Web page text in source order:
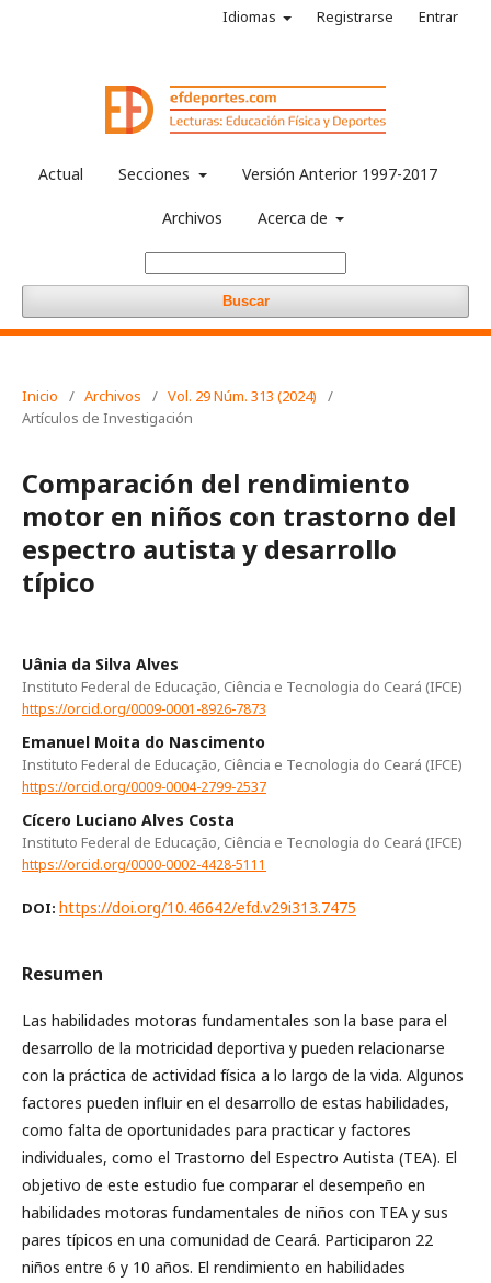
Actual Secciones Versión Anterior 1997-2017
Archivos Acerca de
Buscar
Idiomas Registrarse Entrar
Inicio / Archivos / Vol. 29 Núm. 313 (2024)
/
Artículos de Investigación
Comparación del rendimiento
motor en niños con trastorno del
espectro autista y desarrollo
típico
Uânia da Silva Alves
Instituto Federal de Educação, Ciência e Tecnologia do Ceará (IFCE)
https://orcid.org/0009-0001-8926-7873
Emanuel Moita do Nascimento
Instituto Federal de Educação, Ciência e Tecnologia do Ceará (IFCE)
https://orcid.org/0009-0004-2799-2537
Cícero Luciano Alves Costa
Instituto Federal de Educação, Ciência e Tecnologia do Ceará (IFCE)
https://orcid.org/0000-0002-4428-5111
DOI: https://doi.org/10.46642/efd.v29i313.7475
Resumen
Las habilidades motoras fundamentales son la base para el
desarrollo de la motricidad deportiva y pueden relacionarse
con la práctica de actividad física a lo largo de la vida. Algunos
factores pueden influir en el desarrollo de estas habilidades,
como falta de oportunidades para practicar y factores
individuales, como el Trastorno del Espectro Autista (TEA). El
objetivo de este estudio fue comparar el desempeño en
habilidades motoras fundamentales de niños con TEA y sus
pares típicos en una comunidad de Ceará. Participaron 22
niños entre 6 y 10 años. El rendimiento en habilidades